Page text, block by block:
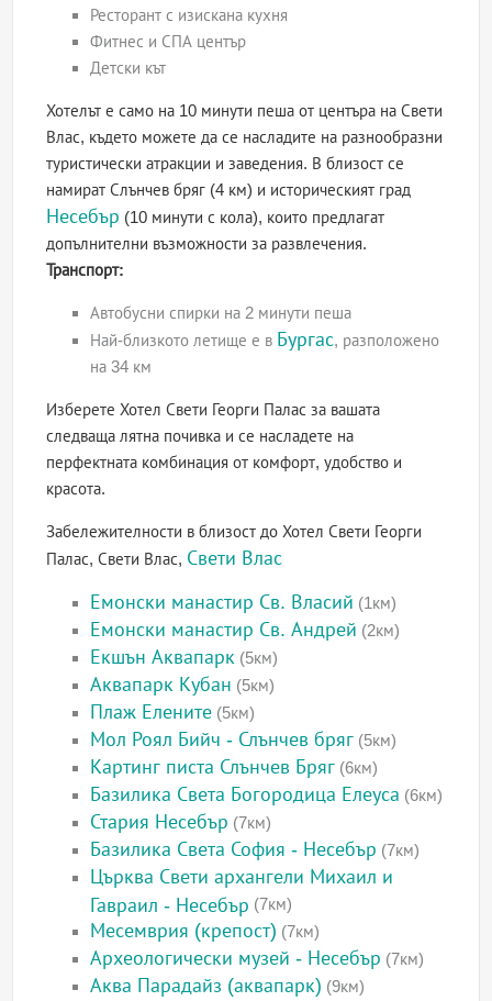
Ресторант с изискана кухня
Фитнес и СПА център
Детски кът
Хотелът е само на 10 минути пеша от центъра на Свети
Влас, където можете да се насладите на разнообразни
туристически атракции и заведения. В близост се
намират Слънчев бряг (4 км) и историческият град
Несебър (10 минути с кола), които предлагат
допълнителни възможности за развлечения.
Транспорт:
Автобусни спирки на 2 минути пеша
Най-близкото летище е в Бургас, разположено
на 34 км
Изберете Хотел Свети Георги Палас за вашата
следваща лятна почивка и се насладете на
перфектната комбинация от комфорт, удобство и
красота.
Забележителности в близост до Хотел Свети Георги
Палас, Свети Влас, Свети Влас
Емонски манастир Св. Власий (1км)
Емонски манастир Св. Андрей (2км)
Екшън Аквапарк (5км)
Аквапарк Кубан (5км)
Плаж Елените (5км)
Мол Роял Бийч - Слънчев бряг (5км)
Картинг писта Слънчев Бряг (6км)
Базилика Света Богородица Елеуса (6км)
Стария Несебър (7км)
Базилика Света София - Несебър (7км)
Църква Свети архангели Михаил и
Гавраил - Несебър (7км)
Месемврия (крепост) (7км)
Археологически музей - Несебър (7км)
Аква Парадайз (аквапарк) (9км)